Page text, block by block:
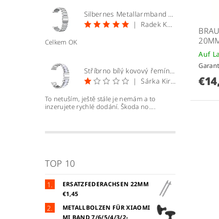
Silbernes Metallarmband 20mm
|
Radek Kopecký
Celkem OK
Stříbrno bílý kovový řemínek 22mm
|
Šárka Kirchnerová
To netuším, ještě stále je nemám a to
inzerujete rychlé dodání. Škoda no....
TOP 10
ERSATZFEDERACHSEN 22MM
€1,45
METALLBOLZEN FÜR XIAOMI
MI BAND 7/6/5/4/3/2-
Auf